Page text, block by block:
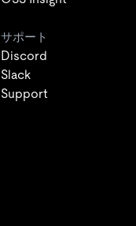
サポート
Discord
Slack
Support